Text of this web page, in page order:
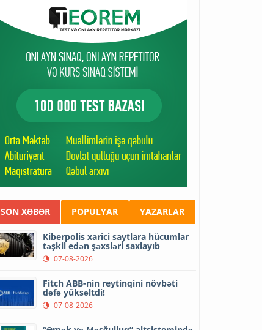
SON XƏBƏR POPULYAR YAZARLAR
Kiberpolis xarici saytlara hücumlar
təşkil edən şəxsləri saxlayıb
07-08-2026
Fitch ABB-nin reytinqini növbəti
dəfə yüksəltdi!
07-08-2026